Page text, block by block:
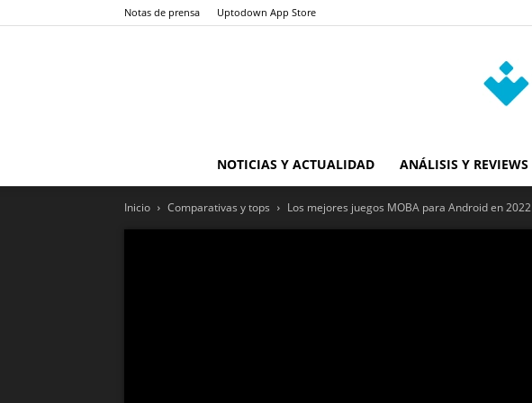
Notas de prensa Uptodown App Store
NOTICIAS Y ACTUALIDAD ANÁLISIS Y REVIEWS
Inicio Comparativas y tops Los mejores juegos MOBA para Android en 2022